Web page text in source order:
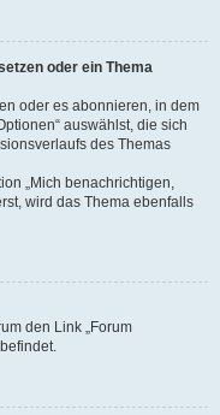
oder ein Thema
oder es abonnieren, in dem
auswählst, die sich
des Themas
„Mich benachrichtigen,
wird das Thema ebenfalls
den Link „Forum